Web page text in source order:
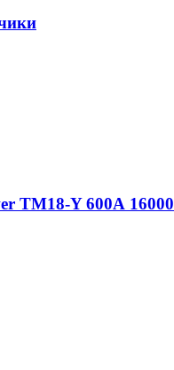
TM18-Y 600А